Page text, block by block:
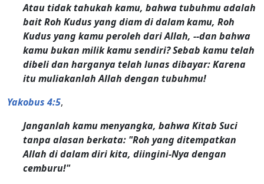
Atau tidak tahukah kamu, bahwa tubuhmu adalah
bait Roh Kudus yang diam di dalam kamu, Roh
Kudus yang kamu peroleh dari Allah, --dan bahwa
kamu bukan milik kamu sendiri? Sebab kamu telah
dibeli dan harganya telah lunas dibayar: Karena
itu muliakanlah Allah dengan tubuhmu!
Yakobus 4:5,
Janganlah kamu menyangka, bahwa Kitab Suci
tanpa alasan berkata: "Roh yang ditempatkan
Allah di dalam diri kita, diingini-Nya dengan
cemburu!"